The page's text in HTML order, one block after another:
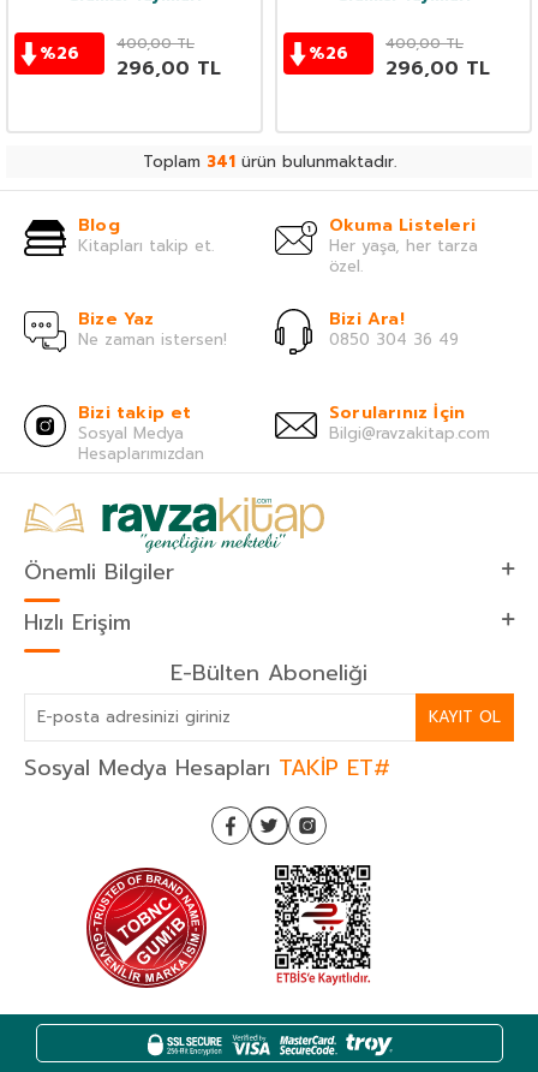
%26 400,00TL
296,00 TL
%26 400,00TL
296,00 TL
Toplam 341ürün bulunmaktadır.
Blog
Kitapları takip et.
Okuma Listeleri
Her yaşa, her tarza
özel.
Bize Yaz
Ne zaman istersen!
Bizi Ara!
0850 304 36 49
Bizi takip et
Sosyal Medya
Hesaplarımızdan
Sorularınız İçin
Bilgi@ravzakitap.com
Önemli Bilgiler
Hızlı Erişim
E-Bülten Aboneliği
KAYIT OL
Sosyal Medya Hesapları TAKİP ET#